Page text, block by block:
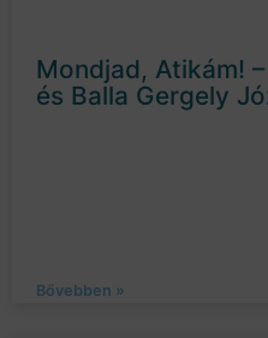
Mondjad, Atikám!
és Balla Gergely
Bővebben »